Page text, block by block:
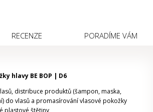
RECENZE PORADÍME VÁM
hlavy BE BOP | D6
distribuce produktů (šampon, maska,
do vlasů a promasírování vlasové pokožky
plastové štětiny